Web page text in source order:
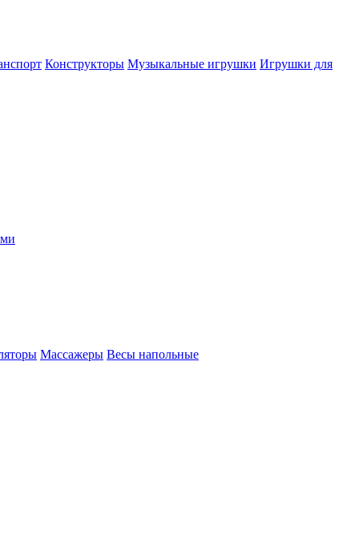
Конструкторы Музыкальные игрушки Игрушки для
Массажеры Весы напольные